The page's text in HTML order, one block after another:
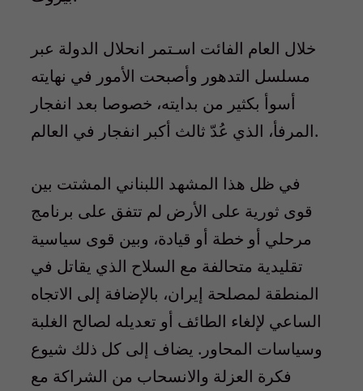
خلال العام الفائت اسـتمر انحلال الدولة عبر
مسلسل التدهور وأصبحت الأمور في نهايته
أسوأ بكثير من بدايته، خصوصا بعد انفجار
المرفأ، الذي عُدّ ثالث أكبر انفجار في العالم.
في ظل هذا المشهد اللبناني المشتت بين
قوى ثورية على الأرض لم تتفق على برنامج
مرحلي أو خطة أو قيادة، وبين قوى سياسية
تقليدية متحالفة مع السلاح الذي يقاتل في
المنطقة لمصلحة إيران، بالإضافة إلى الاتجاه
الساعي لإلغاء الطائف أو تعديله لصالح الغلبة
وسياسات المحاور. يضاف إلى كل ذلك شيوع
فكرة العزلة والانسحاب من الشراكة مع